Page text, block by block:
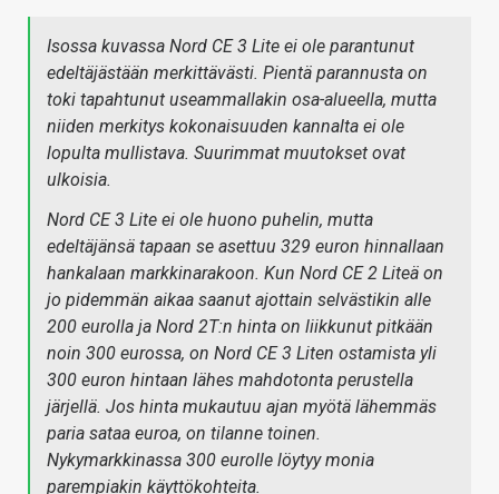
Isossa kuvassa Nord CE 3 Lite ei ole parantunut
edeltäjästään merkittävästi. Pientä parannusta on
toki tapahtunut useammallakin osa-alueella, mutta
niiden merkitys kokonaisuuden kannalta ei ole
lopulta mullistava. Suurimmat muutokset ovat
ulkoisia.
Nord CE 3 Lite ei ole huono puhelin, mutta
edeltäjänsä tapaan se asettuu 329 euron hinnallaan
hankalaan markkinarakoon. Kun Nord CE 2 Liteä on
jo pidemmän aikaa saanut ajottain selvästikin alle
200 eurolla ja Nord 2T:n hinta on liikkunut pitkään
noin 300 eurossa, on Nord CE 3 Liten ostamista yli
300 euron hintaan lähes mahdotonta perustella
järjellä. Jos hinta mukautuu ajan myötä lähemmäs
paria sataa euroa, on tilanne toinen.
Nykymarkkinassa 300 eurolle löytyy monia
parempiakin käyttökohteita.